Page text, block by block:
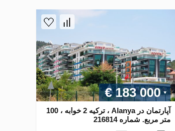
€ 183 000
آپارتمان در Alanya ، ترکیه 2 خوابه ، 100
متر مربع. شماره 216814